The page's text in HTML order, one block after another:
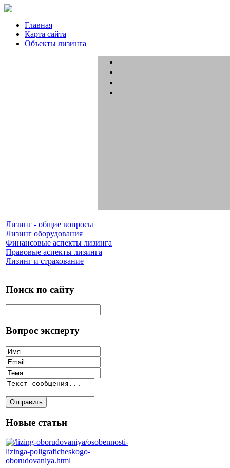
Главная
Карта сайта
Объекты лизинга
Лизинг - общие вопросы
Лизинг оборудования
Финансовые аспекты лизинга
Правовые аспекты лизинга
Лизинг и страхование
Поиск по сайту
Вопрос эксперту
Новые статьи